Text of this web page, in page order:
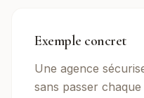
Exemple concret
Une agence
sans passer